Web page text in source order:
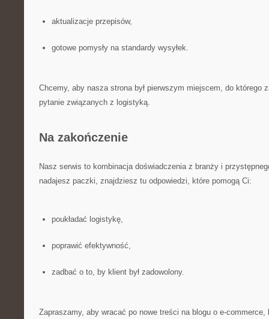
aktualizacje przepisów,
gotowe pomysły na standardy wysyłek.
Chcemy, aby nasza strona był pierwszym miejscem, do którego
pytanie związanych z logistyką.
Na zakończenie
Nasz serwis to kombinacja doświadczenia z branży i
nadajesz paczki, znajdziesz tu odpowiedzi, które pomogą Ci:
poukładać logistykę,
poprawić efektywność,
zadbać o to, by klient był zadowolony.
Zapraszamy, aby wracać po nowe treści na blogu o e-commerce,